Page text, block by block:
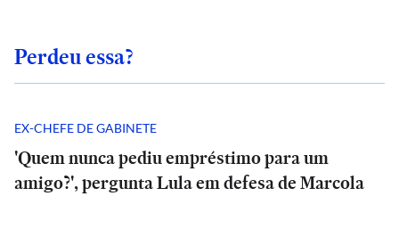
Perdeu essa?
EX-CHEFE DE GABINETE
'Quem nunca pediu empréstimo para um
amigo?', pergunta Lula em defesa de Marcola